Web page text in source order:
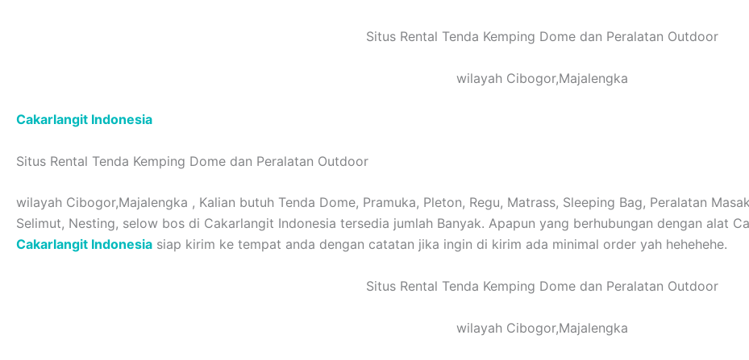
Situs Rental Tenda Kemping Dome dan Peralatan Outdoor
wilayah Cibogor,Majalengka
Cakarlangit Indonesia
Situs Rental Tenda Kemping Dome dan Peralatan Outdoor
wilayah Cibogor,Majalengka , Kalian butuh Tenda Dome, Pramuka, Pleton, Regu, Matrass, Sleeping Bag, Peralatan
Selimut, Nesting, selow bos di Cakarlangit Indonesia tersedia jumlah Banyak. Apapun yang berhubungan dengan alat
Cakarlangit Indonesia siap kirim ke tempat anda dengan catatan jika ingin di kirim ada minimal order yah hehehehe.
Situs Rental Tenda Kemping Dome dan Peralatan Outdoor
wilayah Cibogor,Majalengka